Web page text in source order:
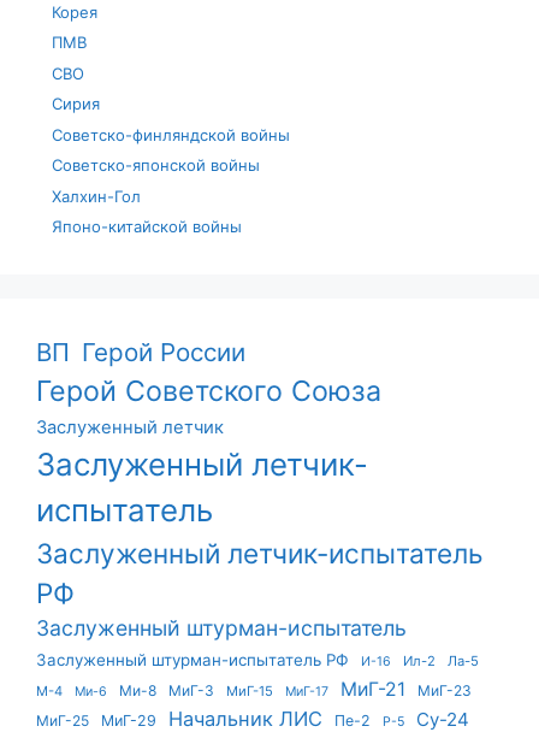
Корея
ПМВ
СВО
Сирия
Советско-финляндской войны
Советско-японской войны
Халхин-Гол
Японо-китайской войны
ВП Герой России
Герой Советского Союза
Заслуженный летчик
Заслуженный летчик-
испытатель
Заслуженный летчик-испытатель
РФ
Заслуженный штурман-испытатель
Заслуженный штурман-испытатель РФ И-16 Ил-2
Ла-5
М-4
Ми-6 Ми-8 МиГ-3 МиГ-15 МиГ-17 МиГ-21
МиГ-23
МиГ-25
МиГ-29 Начальник ЛИС Пе-2 Р-5 Су-24